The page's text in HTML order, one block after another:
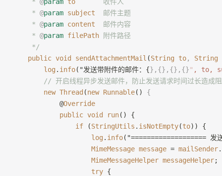
     *
@param subject
  邮件主题
     *
@param content
  邮件内容
     *
@param filePath 附件路径
     */
    public
void sendAttachmentMail (String to, String
        log
. info("发送带附件的邮件：{},{},{},{}" , to,
// 开启线程异步发送邮件，防止发送请求时间过长造成
        new
Thread (new Runnable() {
            @
Override
            public
void run() {
                if
(StringUtils . isNotEmpty(to)) {
                    log
. info("===================
                    MimeMessage
message = mailSender.
                    MimeMessageHelper
messageHelper;
                    try
{